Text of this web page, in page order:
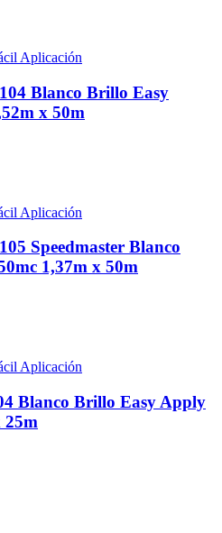
Aplicación
Blanco Brillo Easy
x 50m
Aplicación
Speedmaster Blanco
1,37m x 50m
Aplicación
Blanco Brillo Easy Apply
25m